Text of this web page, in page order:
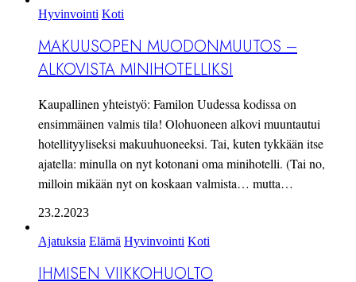
Hyvinvointi Koti
MAKUUSOPEN MUODONMUUTOS –
ALKOVISTA MINIHOTELLIKSI
Kaupallinen yhteistyö: Familon Uudessa kodissa on
ensimmäinen valmis tila! Olohuoneen alkovi muuntautui
hotellityyliseksi makuuhuoneeksi. Tai, kuten tykkään itse
ajatella: minulla on nyt kotonani oma minihotelli. (Tai no,
milloin mikään nyt on koskaan valmista… mutta…
23.2.2023
Ajatuksia Elämä Hyvinvointi Koti
IHMISEN VIIKKOHUOLTO